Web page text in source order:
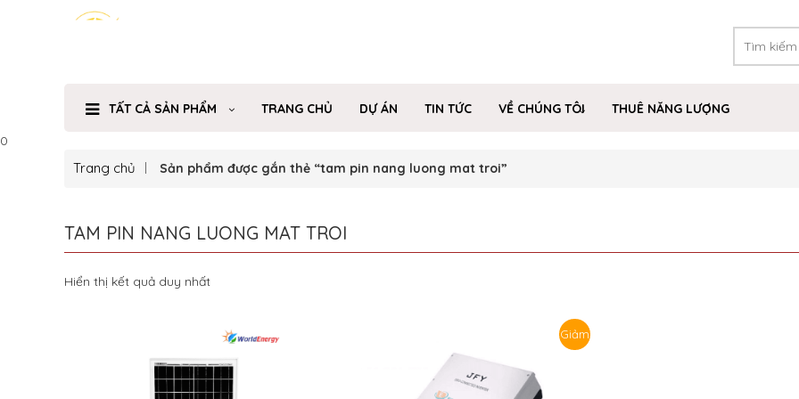
TẤT CẢ SẢN PHẨM TRANG CHỦ DỰ ÁN TIN TỨC VỀ CHÚNG TÔI
THUÊ NĂNG LƯỢNG
0
Trang chủ Sản phẩm được gắn thẻ “tam pin nang luong mat troi”
TAM PIN NANG LUONG MAT TROI
Hiển thị kết quả duy nhất
Giảm